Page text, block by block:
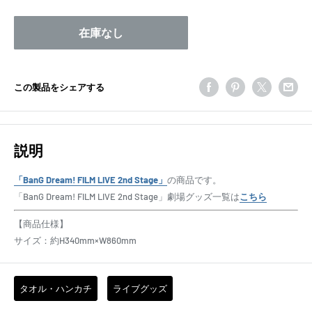
在庫なし
この製品をシェアする
説明
「BanG Dream! FILM LIVE 2nd Stage」 の商品です。
「BanG Dream! FILM LIVE 2nd Stage」劇場グッズ一覧はこちら
【商品仕様】
サイズ：約H340mm×W860mm
タオル・ハンカチ ライブグッズ